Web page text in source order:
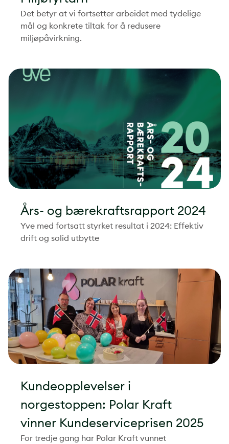
Det betyr at vi fortsetter arbeidet med tydelige
mål og konkrete tiltak for å redusere
miljøpåvirkning.
Års- og bærekraftsrapport 2024
Yve med fortsatt styrket resultat i 2024: Effektiv
drift og solid utbytte
Kundeopplevelser i
norgestoppen: Polar Kraft
vinner Kundeserviceprisen 2025
For tredje gang har Polar Kraft vunnet